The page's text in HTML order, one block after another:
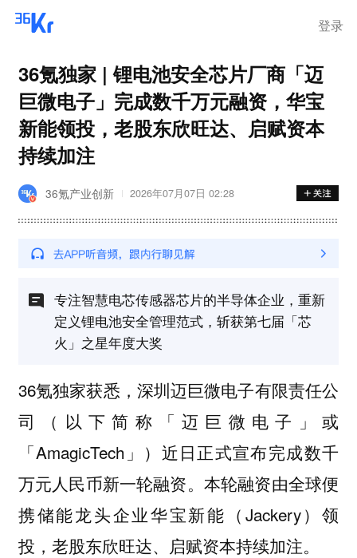
登录
36氪独家 | 锂电池安全芯片厂商「迈
巨微电子」完成数千万元融资，华宝
新能领投，老股东欣旺达、启赋资本
持续加注
36氪产业创新 2026年07月07日 02:28
专注智慧电芯传感器芯片的半导体企业，重新
定义锂电池安全管理范式，斩获第七届「芯
火」之星年度大奖
36氪独家获悉，深圳迈巨微电子有限责任公
司（以下简称「迈巨微电子」或
「AmagicTech」）近日正式宣布完成数千
万元人民币新一轮融资。本轮融资由全球便
携储能龙头企业华宝新能（Jackery）领
投，老股东欣旺达、启赋资本持续加注。